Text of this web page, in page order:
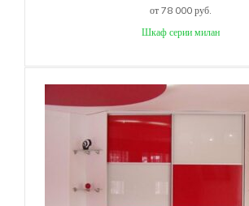
от 78 000 руб.
Шкаф серии милан